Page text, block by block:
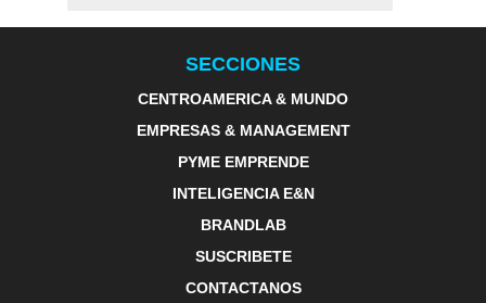
SECCIONES
CENTROAMERICA & MUNDO
EMPRESAS & MANAGEMENT
PYME EMPRENDE
INTELIGENCIA E&N
BRANDLAB
SUSCRIBETE
CONTACTANOS